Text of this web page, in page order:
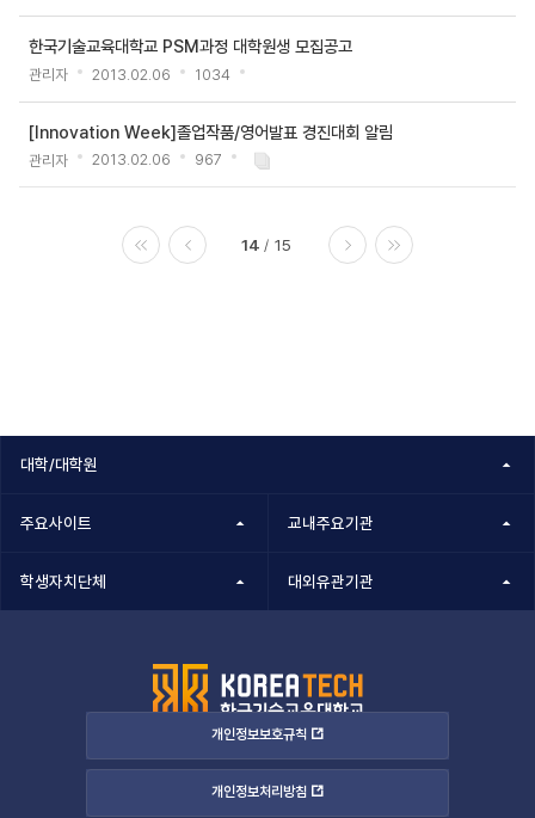
한국기술교육대학교 PSM과정 대학원생 모집공고
관리자 2013.02.06 1034
[Innovation Week]졸업작품/영어발표 경진대회 알림
관리자 2013.02.06 967
14 15
대학/대학원
주요사이트 교내주요기관
학생자치단체 대외유관기관
개인정보보호규칙
개인정보처리방침